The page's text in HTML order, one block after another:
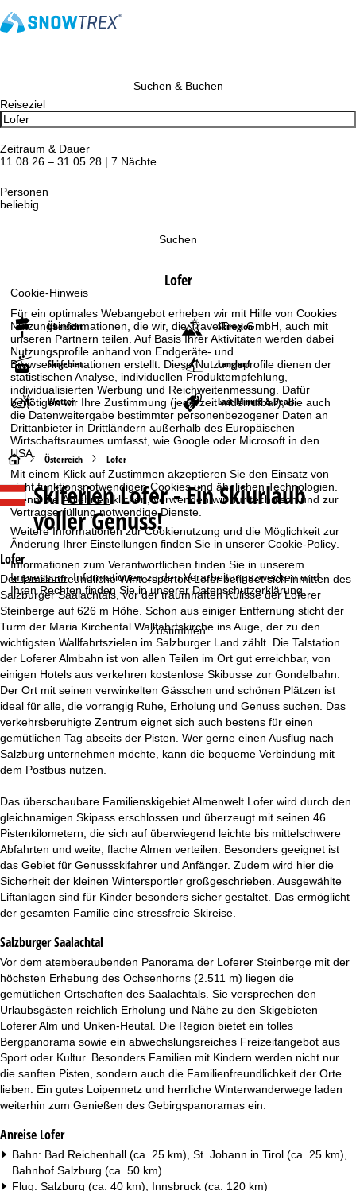
Cookie-Hinweis
Für ein optimales Webangebot erheben wir mit Hilfe von Cookies
Nutzungsinformationen, die wir, die TravelTrex GmbH, auch mit
unseren Partnern teilen. Auf Basis Ihrer Aktivitäten werden dabei
Nutzungsprofile anhand von Endgeräte- und
Browserinformationen erstellt. Diese Nutzungsprofile dienen der
statistischen Analyse, individuellen Produktempfehlung,
individualisierten Werbung und Reichweitenmessung. Dafür
benötigen wir Ihre Zustimmung (jederzeit widerrufbar), die auch
die Datenweitergabe bestimmter personenbezogener Daten an
Drittanbieter in Drittländern außerhalb des Europäischen
Wirtschaftsraumes umfasst, wie Google oder Microsoft in den
USA.
Mit einem Klick aufZustimmen akzeptieren Sie den Einsatz von
nicht funktionsnotwendigen Cookies und ähnlichen Technologien.
Wenn Sie
Ablehnenklicken, verwenden wir nur technisch und zur
Vertragserfüllung notwendige Dienste.
Weitere Informationen zur Cookienutzung und die Möglichkeit zur
Änderung Ihrer Einstellungen finden Sie in unsererCookie-Policy.
Informationen zum Verantwortlichen finden Sie in unserem
Impressum. Informationen zu den Verarbeitungszwecken und
Ihren Rechten finden Sie in unsererDatenschutzerklärung.
Zustimmen
Suchen & Buchen
Reiseziel
Zeitraum & Dauer
11.08.26 – 31.05.28 | 7 Nächte
Personen
beliebig
Suchen
Lofer
Übersicht Skiregion
Skigebiet Langlauf
Wetter Last-Minute & Deals
S
t
r
t
e
i
t
e
Österreich Lofer
SkiferienLofer - Ein Skiurlaub
voller Genuss!
Lofer
Der familienfreundliche Wintersportort Lofer befindet sich inmitten des
Salzburger Saalachtals, vor der traumhaften Kulisse der Loferer
Steinberge auf 626 m Höhe. Schon aus einiger Entfernung sticht der
Turm der Maria Kirchental Wallfahrtskirche ins Auge, der zu den
wichtigsten Wallfahrtszielen im Salzburger Land zählt. Die Talstation
der Loferer Almbahn ist von allen Teilen im Ort gut erreichbar, von
einigen Hotels aus verkehren kostenlose Skibusse zur Gondelbahn.
Der Ort mit seinen verwinkelten Gässchen und schönen Plätzen ist
ideal für alle, die vorrangig Ruhe, Erholung und Genuss suchen. Das
verkehrsberuhigte Zentrum eignet sich auch bestens für einen
gemütlichen Tag abseits der Pisten. Wer gerne einen Ausflug nach
Salzburg unternehmen möchte, kann die bequeme Verbindung mit
dem Postbus nutzen.
Das überschaubare Familienskigebiet Almenwelt Lofer wird durch den
gleichnamigen Skipass erschlossen und überzeugt mit seinen 46
Pistenkilometern, die sich auf überwiegend leichte bis mittelschwere
Abfahrten und weite, flache Almen verteilen. Besonders geeignet ist
das Gebiet für Genussskifahrer und Anfänger. Zudem wird hier die
Sicherheit der kleinen Wintersportler großgeschrieben. Ausgewählte
Liftanlagen sind für Kinder besonders sicher gestaltet. Das ermöglicht
der gesamten Familie eine stressfreie Skireise.
Salzburger Saalachtal
Vor dem atemberaubenden Panorama der Loferer Steinberge mit der
höchsten Erhebung des Ochsenhorns (2.511 m) liegen die
gemütlichen Ortschaften des Saalachtals. Sie versprechen den
Urlaubsgästen reichlich Erholung und Nähe zu den Skigebieten
Loferer Alm und Unken-Heutal. Die Region bietet ein tolles
Bergpanorama sowie ein abwechslungsreiches Freizeitangebot aus
Sport oder Kultur. Besonders Familien mit Kindern werden nicht nur
die sanften Pisten, sondern auch die Familienfreundlichkeit der Orte
lieben. Ein gutes Loipennetz und herrliche Winterwanderwege laden
weiterhin zum Genießen des Gebirgspanoramas ein.
Anreise Lofer
Bahn: Bad Reichenhall (ca. 25 km), St. Johann in Tirol (ca. 25 km),
Bahnhof Salzburg (ca. 50 km)
Flug: Salzburg (ca. 40 km), Innsbruck (ca. 120 km)